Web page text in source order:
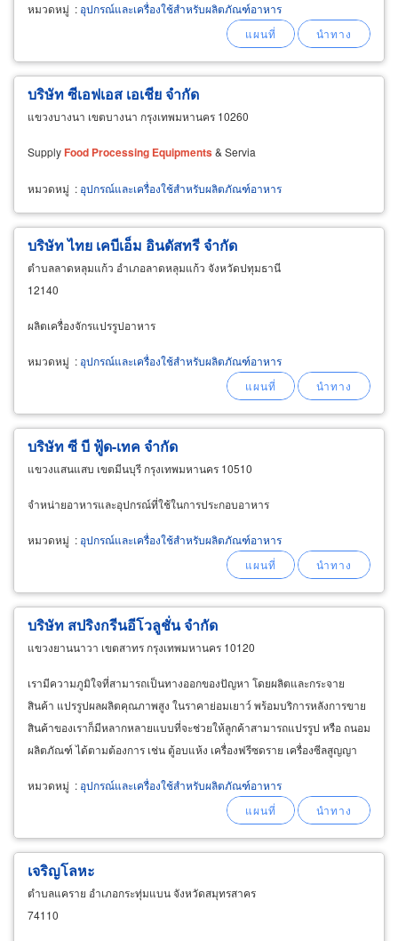
หมวดหมู่ : อุปกรณ์และเครื่องใช้สำหรับผลิตภัณฑ์อาหาร
บริษัท ซีเอฟเอส เอเชีย จำกัด
แขวงบางนา เขตบางนา กรุงเทพมหานคร 10260
SupplyFood Processing Equipments& Servia
หมวดหมู่ : อุปกรณ์และเครื่องใช้สำหรับผลิตภัณฑ์อาหาร
บริษัท ไทย เคบีเอ็ม อินดัสทรี จำกัด
ตำบลลาดหลุมแก้ว อำเภอลาดหลุมแก้ว จังหวัดปทุมธานี
12140
ผลิตเครื่องจักรแปรรูปอาหาร
หมวดหมู่ : อุปกรณ์และเครื่องใช้สำหรับผลิตภัณฑ์อาหาร
บริษัท ซี บี ฟู้ด-เทค จำกัด
แขวงแสนแสบ เขตมีนบุรี กรุงเทพมหานคร 10510
จำหน่ายอาหารและอุปกรณ์ที่ใช้ในการประกอบอาหาร
หมวดหมู่ : อุปกรณ์และเครื่องใช้สำหรับผลิตภัณฑ์อาหาร
บริษัท สปริงกรีนอีโวลูชั่น จำกัด
แขวงยานนาวา เขตสาทร กรุงเทพมหานคร 10120
เรามีความภูมิใจที่สามารถเป็นทางออกของปัญหา โดยผลิตและกระจาย
สินค้า แปรรูปผลผลิตคุณภาพสูง ในราคาย่อมเยาว์ พร้อมบริการหลังการขาย
สินค้าของเราก็มีหลากหลายแบบที่จะช่วยให้ลูกค้าสามารถแปรรูป หรือ ถนอม
ผลิตภัณฑ์ ได้ตามต้องการ เช่น ตู้อบแห้ง เครื่องฟรีซดราย เครื่องซีลสูญญา
หมวดหมู่ : อุปกรณ์และเครื่องใช้สำหรับผลิตภัณฑ์อาหาร
เจริญโลหะ
ตำบลแคราย อำเภอกระทุ่มแบน จังหวัดสมุทรสาคร
74110